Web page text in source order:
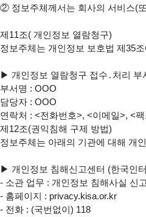
② 정보주체께서는 회사의 서비스(
제11조( 개인정보 열람청구)
정보주체는 개인정보 보호법 제35
▶ 개인정보 열람청구 접수․처리 부
부서명 : OOO
담당자 : OOO
연락처 : <전화번호>, <이메일>, <
제12조(권익침해 구제 방법)
정보주체는 아래의 기관에 대해 개
▶ 개인정보 침해신고센터 (한국인
- 소관 업무 : 개인정보 침해사실 신
- 홈페이지 : privacy.kisa.or.kr
- 전화 : (국번없이) 118